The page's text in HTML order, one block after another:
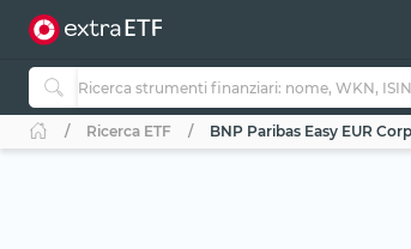
Ricerca ETF BNP Paribas Easy EUR